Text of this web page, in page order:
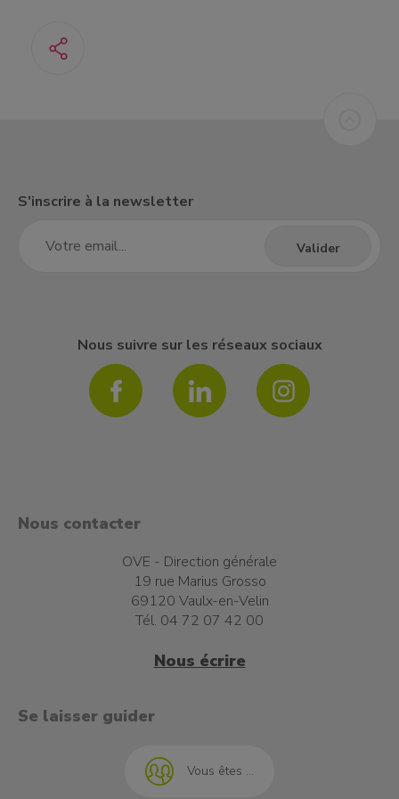
S'inscrire à la newsletter
Nous suivre sur les réseaux sociaux
Nous contacter
OVE - Direction générale
19 rue Marius Grosso
69120 Vaulx-en-Velin
Tél. 04 72 07 42 00
Nous écrire
Se laisser guider
Vous êtes ...